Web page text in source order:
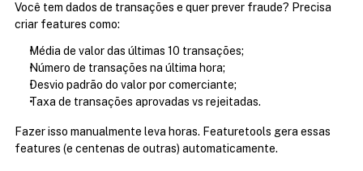
Você tem dados de transações e quer prever fraude? Precisa
criar features como:
Média de valor das últimas 10 transações;
Número de transações na última hora;
Desvio padrão do valor por comerciante;
Taxa de transações aprovadas vs rejeitadas.
Fazer isso manualmente leva horas. Featuretools gera essas
features (e centenas de outras) automaticamente.